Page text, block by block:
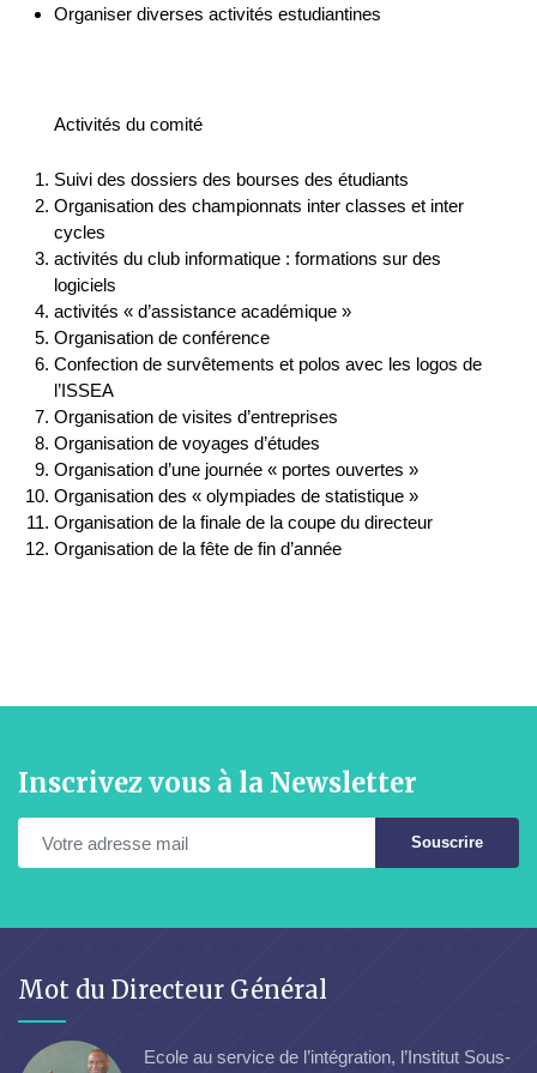
Organiser diverses activités estudiantines
Activités du comité
Suivi des dossiers des bourses des étudiants
Organisation des championnats inter classes et inter
cycles
activités du club informatique : formations sur des
logiciels
activités « d’assistance académique »
Organisation de conférence
Confection de survêtements et polos avec les logos de
l’ISSEA
Organisation de visites d’entreprises
Organisation de voyages d’études
Organisation d’une journée « portes ouvertes »
Organisation des « olympiades de statistique »
Organisation de la finale de la coupe du directeur
Organisation de la fête de fin d’année
Inscrivez vous à la Newsletter
Souscrire
Mot du Directeur Général
Ecole au service de l’intégration, l’Institut Sous-